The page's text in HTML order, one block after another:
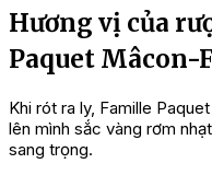
Hương vị của
Paquet Mâcon-
Khi rót ra ly, Famille
lên mình sắc vàng rơm
sang trọng.